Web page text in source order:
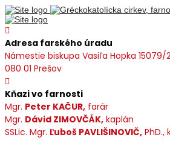
Adresa farského úradu
Námestie biskupa Vasiľa Hopka 15079/
080 01 Prešov
Kňazi vo farnosti
Mgr. Peter KAČUR, farár
Mgr. Dávid ZIMOVČÁK, kaplán
SSLic. Mgr. Ľuboš PAVLIŠINOVIČ, PhD.,